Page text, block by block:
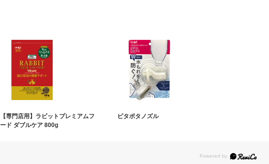
【専門店用】ラビットプレミアムフ
ード ダブルケア 800g
ピタポタノズル